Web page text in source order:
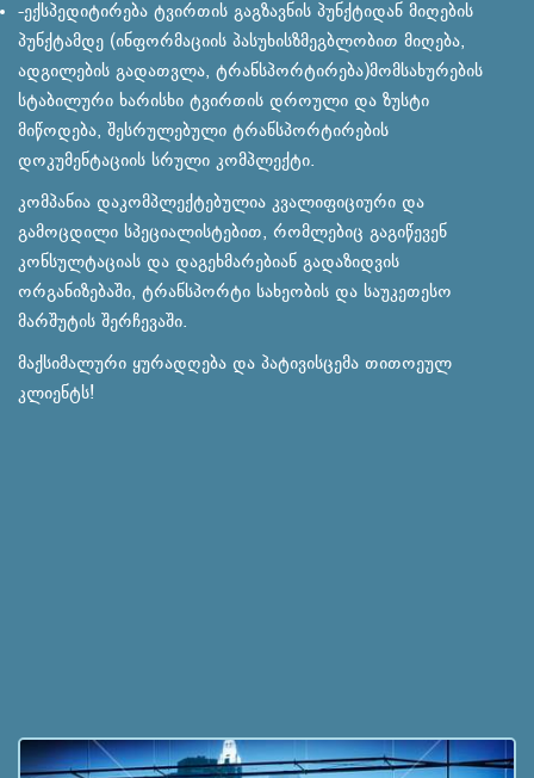
-ექსპედიტირება ტვირთის გაგზავნის პუნქტიდან მიღების
პუნქტამდე (ინფორმაციის პასუხისზმეგბლობით მიღება,
ადგილების გადათვლა, ტრანსპორტირება)მომსახურების
სტაბილური ხარისხი ტვირთის დროული და ზუსტი
მიწოდება, შესრულებული ტრანსპორტირების
დოკუმენტაციის სრული კომპლექტი.
კომპანია დაკომპლექტებულია კვალიფიციური და
გამოცდილი სპეციალისტებით, რომლებიც გაგიწევენ
კონსულტაციას და დაგეხმარებიან გადაზიდვის
ორგანიზებაში, ტრანსპორტი სახეობის და საუკეთესო
მარშუტის შერჩევაში.
მაქსიმალური ყურადღება და პატივისცემა თითოეულ
კლიენტს!